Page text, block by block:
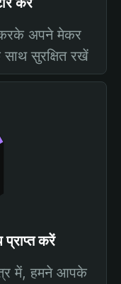
अपने मेकर
सुरक्षित रखें
करें
में, हमने आपके